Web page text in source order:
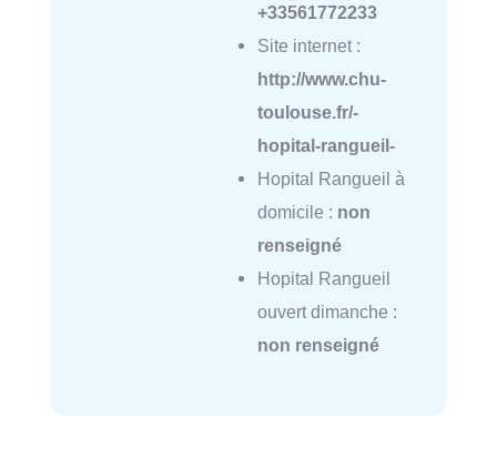
+33561772233
Site internet :
http://www.chu-
toulouse.fr/-
hopital-rangueil-
Hopital Rangueil à
domicile : non
renseigné
Hopital Rangueil
ouvert dimanche :
non renseigné